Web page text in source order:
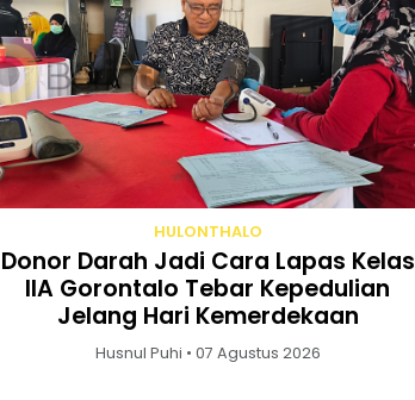
HULONTHALO
Donor Darah Jadi Cara Lapas Kelas
IIA Gorontalo Tebar Kepedulian
Jelang Hari Kemerdekaan
Husnul Puhi • 07 Agustus 2026